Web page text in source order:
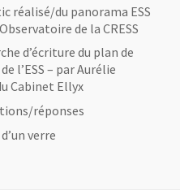
réalisé/du panorama ESS
de la CRESS
d’écriture du plan de
l’ESS – par Aurélie
Cabinet Ellyx
réponses
verre